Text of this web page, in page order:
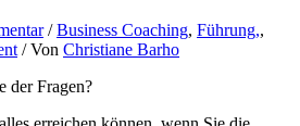
/Business Coaching, Führung,,
/ Von Christiane Barho
der Fragen?